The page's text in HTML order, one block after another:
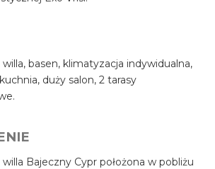
basen, klimatyzacja indywidualna,
duży salon, 2 tarasy
Bajeczny Cypr położona w pobliżu